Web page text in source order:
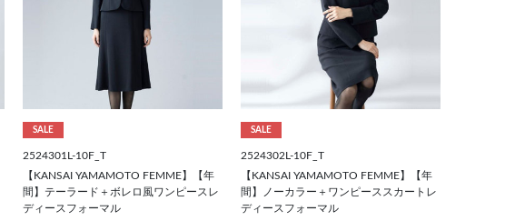
SALE
2524301L-10F_T
【KANSAI YAMAMOTO FEMME】【年
間】テーラード＋ボレロ風ワンピースレ
ディースフォーマル
SALE
2524302L-10F_T
【KANSAI YAMAMOTO FEMME】【年
間】ノーカラー＋ワンピーススカートレ
ディースフォーマル